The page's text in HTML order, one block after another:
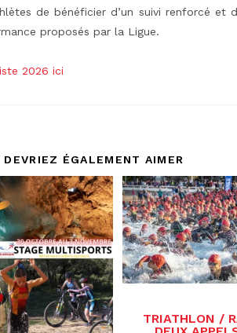
de bénéficier d’un suivi renforcé et
proposés par la Ligue.
2026 ici
DEVRIEZ ÉGALEMENT AIMER
TRIATHLON /